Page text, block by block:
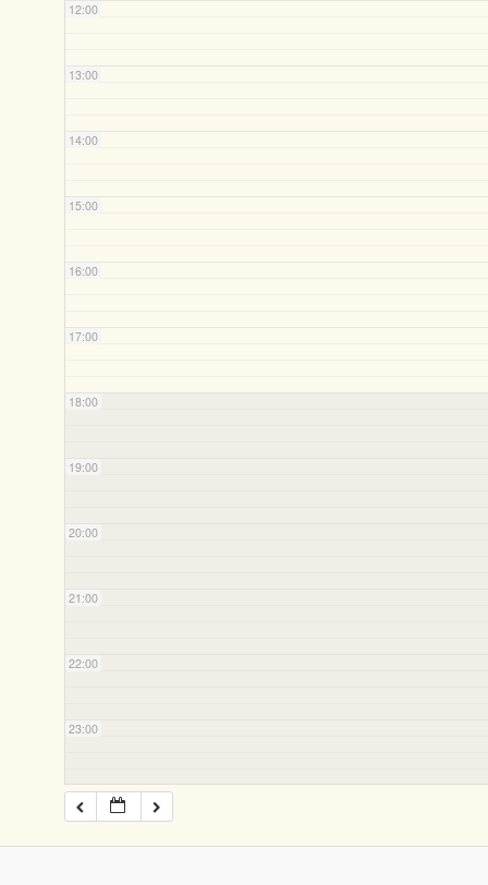
12:00
13:00
14:00
15:00
16:00
17:00
18:00
19:00
20:00
21:00
22:00
23:00